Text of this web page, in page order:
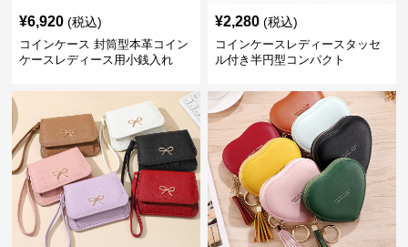
¥6,920 (税込)
コインケース 封筒型本革コイン
ケースレディース用小銭入れ
¥2,280 (税込)
コインケースレディースタッセ
ル付き半円型コンパクト